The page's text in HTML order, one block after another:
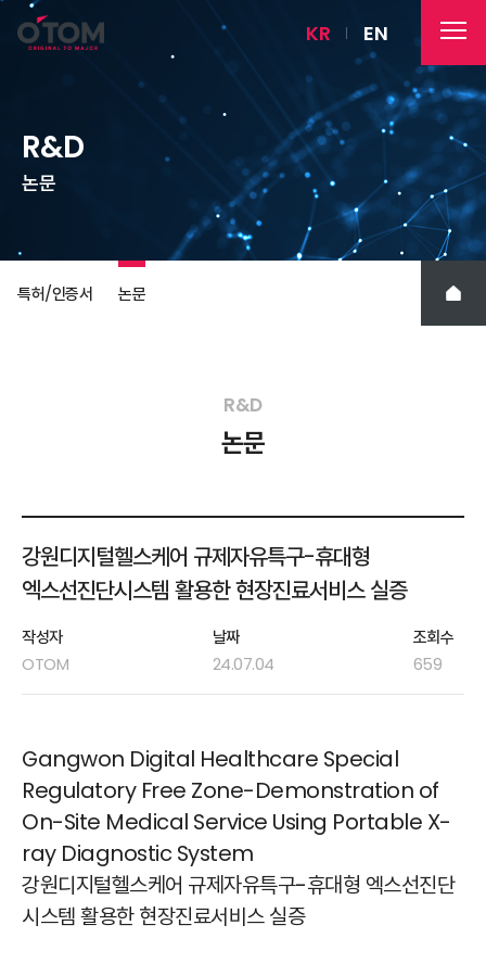
KR EN
R&D
논문
특허/인증서 논문
R&D
논문
강원디지털헬스케어 규제자유특구-휴대형
엑스선진단시스템 활용한 현장진료서비스 실증
작성자
OTOM
날짜
24.07.04
조회수
659
Gangwon Digital Healthcare Special
Regulatory Free Zone-Demonstration of
On-Site Medical Service Using Portable X-
ray Diagnostic System
강원디지털헬스케어 규제자유특구-휴대형 엑스선진단
시스템 활용한 현장진료서비스 실증